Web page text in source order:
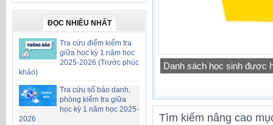
ĐỌC NHIỀU NHẤT
Tra cứu điểm kiểm tra
giữa học kỳ 1 năm học
2025-2026 (Trước phúc
khảo)
Tra cứu số báo danh,
phòng kiểm tra giữa
học kỳ 1 năm học 2025-
2026
Danh sách học sinh được
Tìm kiếm nâng cao